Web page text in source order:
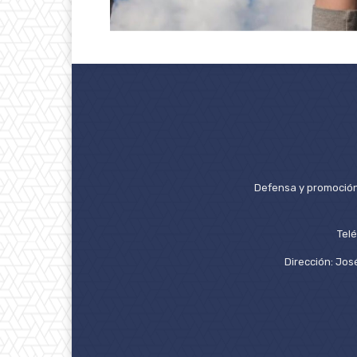
Defensa y
Dirección: